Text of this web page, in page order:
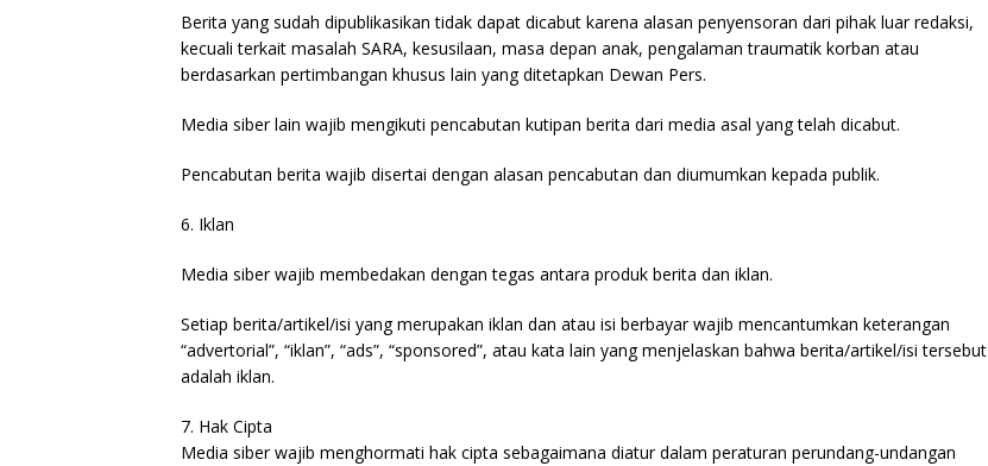
Berita yang sudah dipublikasikan tidak dapat dicabut karena alasan penyensoran dari pihak luar redaksi,
kecuali terkait masalah SARA, kesusilaan, masa depan anak, pengalaman traumatik korban atau
berdasarkan pertimbangan khusus lain yang ditetapkan Dewan Pers.
Media siber lain wajib mengikuti pencabutan kutipan berita dari media asal yang telah dicabut.
Pencabutan berita wajib disertai dengan alasan pencabutan dan diumumkan kepada publik.
6. Iklan
Media siber wajib membedakan dengan tegas antara produk berita dan iklan.
Setiap berita/artikel/isi yang merupakan iklan dan atau isi berbayar wajib mencantumkan keterangan
“advertorial”, “iklan”, “ads”, “sponsored”, atau kata lain yang menjelaskan bahwa berita/artikel/isi tersebut
adalah iklan.
7. Hak Cipta
Media siber wajib menghormati hak cipta sebagaimana diatur dalam peraturan perundang-undangan